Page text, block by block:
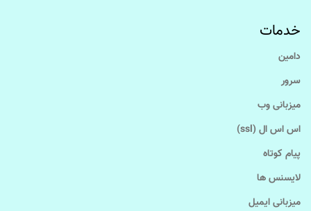
خدمات
دامین
سرور
میزبانی وب
اس اس ال (ssl)
پیام کوتاه
لایسنس ها
میزبانی ایمیل